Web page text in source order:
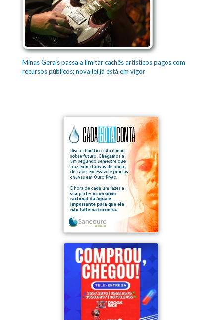
Minas Gerais passa a limitar cachês artísticos pagos com
recursos públicos; nova lei já está em vigor